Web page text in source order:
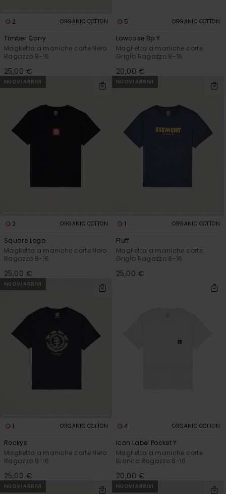
2 ORGANIC COTTON
Timber Carry
Maglietta a maniche corte Nero
Ragazzo 8-16
25,00 €
5 ORGANIC COTTON
Lowcase Bp Y
Maglietta a maniche corte
Grigio Ragazzo 8-16
20,00 €
NUOVI ARRIVI
2 ORGANIC COTTON
Square Logo
Maglietta a maniche corte Nero
Ragazzo 8-16
25,00 €
NUOVI ARRIVI
1 ORGANIC COTTON
Fluff
Maglietta a maniche corte
Grigio Ragazzo 8-16
25,00 €
NUOVI ARRIVI
1 ORGANIC COTTON
Rockys
Maglietta a maniche corte Nero
Ragazzo 8-16
25,00 €
4 ORGANIC COTTON
Icon Label Pocket Y
Maglietta a maniche corte
Bianco Ragazzo 8-16
20,00 €
NUOVI ARRIVI NUOVI ARRIVI